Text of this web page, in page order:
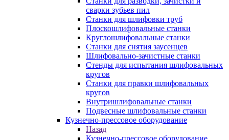
сварки зубьев пил
Станки для шлифовки труб
Плоскошлифовальные станки
Круглошлифовальные станки
Станки для снятия заусенцев
Шлифовально-зачистные станки
Стенды для испытания шлифовальных
кругов
Станки для правки шлифовальных
кругов
Внутришлифовальные станки
Подвесные шлифовальные станки
Кузнечно-прессовое оборудование
Назад
Кузнечно-прессовое оборудование